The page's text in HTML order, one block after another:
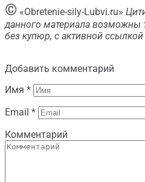
© «Obretenie-sily-Lubvi.ru»
данного материала возможны
без купюр, с активной ссылкой
Добавить комментарий
Имя *
Email *
Комментарий